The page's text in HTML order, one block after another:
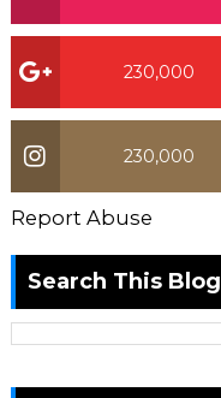
230,000
230,000
Report Abuse
Search This Blog